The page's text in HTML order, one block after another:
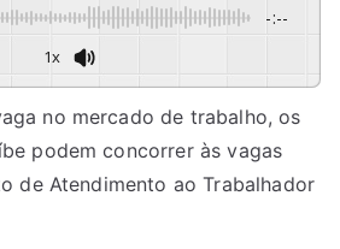
-:--
1x
no mercado de trabalho, os
podem concorrer às vagas
de Atendimento ao Trabalhador